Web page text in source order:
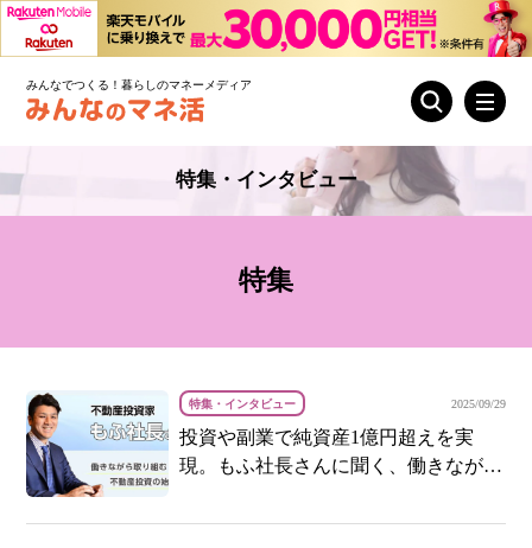
みんなでつくる！暮らしのマネーメディア
特集・インタビュー
特集
特集・インタビュー 2025/09/29
投資や副業で純資産1億円超えを実
現。もふ社長さんに聞く、働きながら